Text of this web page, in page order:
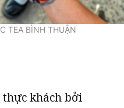
TEA BÌNH THUẬN
thực khách bởi